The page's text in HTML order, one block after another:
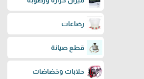
رضاعات
قطع صيانة
حلابات وخضاضات